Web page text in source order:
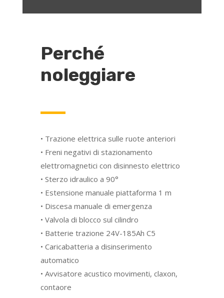
Perché
noleggiare
• Trazione elettrica sulle ruote anteriori
• Freni negativi di stazionamento
elettromagnetici con disinnesto elettrico
• Sterzo idraulico a 90°
• Estensione manuale piattaforma 1 m
• Discesa manuale di emergenza
• Valvola di blocco sul cilindro
• Batterie trazione 24V-185Ah C5
• Caricabatteria a disinserimento
automatico
• Avvisatore acustico movimenti, claxon,
contaore